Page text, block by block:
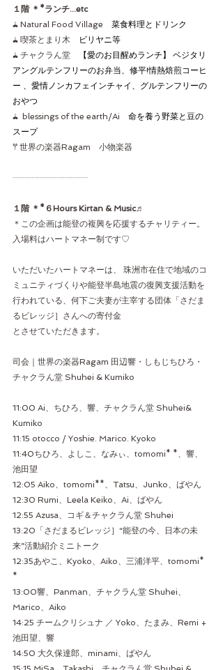
１階 ＊*ランチ...etc
𖢇 Natural Food Village 菜食料理とドリンク
𖢇 喫茶とまり木
ビリヤニ等
𖢇 チャクラん堂
【愛のお目醒めランチ】 ベジタリ
アングルテンフリーのお弁当、修平!情熱焙煎コーヒ
ー 、愛情ノンカフェインチャイ、グルテンフリーの
おやつ
𖢇  blessings of the earth/Ai 命を養う野菜と豆の
スープ
𖦥 世界の楽器Ragam　小物楽器
┈︎┈︎┈︎┈︎┈︎┈┈︎┈︎┈︎
１階 ＊*６Hours Kirtan & Music♬
＊この企画は能登の複興を応援するチャリティー。
入場料はハートマネー制です♡
いただいたハートマネーは、 珠洲市在住で地域のコ
ミュニティづくりや能登半島地震の復興支援活動を
行われている、何下ご夫妻が主宰する団体「さだま
るビレッジ］さんへの寄付金
とさせていただきます。
司会｜世界の楽器Ragam 田辺響・しもじちひろ・
チャクラん堂 Shuhei & Kumiko
11:00 Ai、ちひろ、響、チャクラん堂 Shuhei&
Kumiko
11:15 otocco / Yoshie. Marico. Kyoko
11:40ちひろ、よしこ、なみぃ、tomomi* *、響、
池田望
12:05 Aiko、tomomi**、Tatsu、Junko、ばやん
12:30 Rumi、Leela Keiko、Ai、ばやん
12:55 Azusa、コギ＆チャクラん堂 Shuhei
13:20「さだまるビレッジ］“能登の今、日本の未
来”活動紹介ミニトーク
12:35あやこ、Kyoko、Aiko、三浦洋平、tomomi*
*
13:00響、Panman、チャクラん堂 Shuhei、
Marico、Aiko
14:25 チームクリシュナ ／ Yoko、たまみ、Remi +
池田望、響
14:50 大久保達郎、minami、ばやん